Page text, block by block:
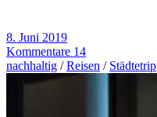
8. Juni 2019
Kommentare 14
nachhaltig /Reisen / Städtetrip